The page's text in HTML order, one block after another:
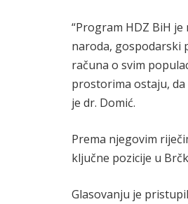
“Program HDZ BiH
naroda, gospodarski
računa o svim
prostorima ostaju,
je dr. Domić.
Prema njegovim
ključne pozicije u
Glasovanju je